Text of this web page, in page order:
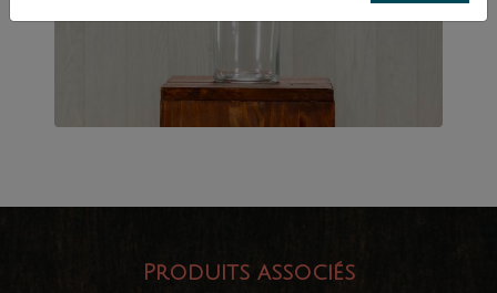
Produits associés